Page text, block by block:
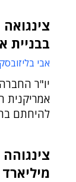
בבניית
אבי
יו"ר
אמריקנית
להיחתם